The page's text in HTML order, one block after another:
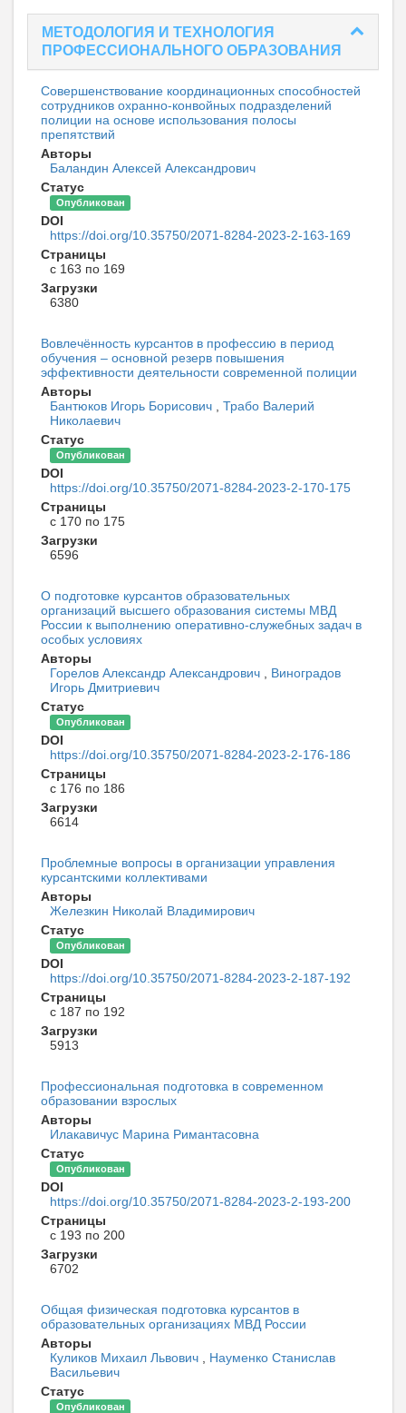
МЕТОДОЛОГИЯ И ТЕХНОЛОГИЯ
ПРОФЕССИОНАЛЬНОГО ОБРАЗОВАНИЯ
Совершенствование координационных способностей
сотрудников охранно-конвойных подразделений
полиции на основе использования полосы
препятствий
Авторы
Баландин Алексей Александрович
Статус
Опубликован
DOI
https://doi.org/10.35750/2071-8284-2023-2-163-169
Страницы
с 163 по 169
Загрузки
6380
Вовлечённость курсантов в профессию в период
обучения – основной резерв повышения
эффективности деятельности современной полиции
Авторы
Бантюков Игорь Борисович
Трабо Валерий
Николаевич
Статус
Опубликован
DOI
https://doi.org/10.35750/2071-8284-2023-2-170-175
Страницы
с 170 по 175
Загрузки
6596
О подготовке курсантов образовательных
организаций высшего образования системы МВД
России к выполнению оперативно-служебных задач в
особых условиях
Авторы
Горелов Александр Александрович
Виноградов
Игорь Дмитриевич
Статус
Опубликован
DOI
https://doi.org/10.35750/2071-8284-2023-2-176-186
Страницы
с 176 по 186
Загрузки
6614
Проблемные вопросы в организации управления
курсантскими коллективами
Авторы
Железкин Николай Владимирович
Статус
Опубликован
DOI
https://doi.org/10.35750/2071-8284-2023-2-187-192
Страницы
с 187 по 192
Загрузки
5913
Профессиональная подготовка в современном
образовании взрослых
Авторы
Илакавичус Марина Римантасовна
Статус
Опубликован
DOI
https://doi.org/10.35750/2071-8284-2023-2-193-200
Страницы
с 193 по 200
Загрузки
6702
Общая физическая подготовка курсантов в
образовательных организациях МВД России
Авторы
Куликов Михаил Львович
Науменко Станислав
Васильевич
Статус
Опубликован